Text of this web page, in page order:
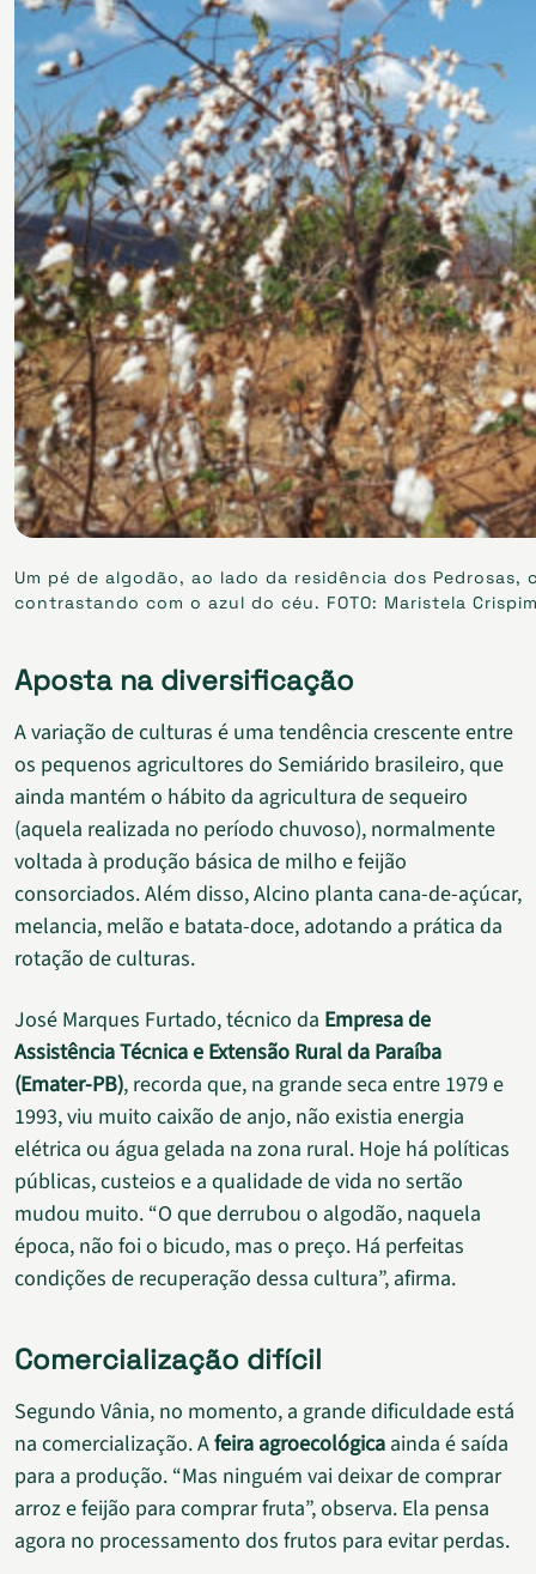
Um pé de algodão, ao lado da residência dos
contrastando com o azul do céu. FOTO: Maristela
Aposta na diversificação
A variação de culturas é uma tendência crescente entre
os pequenos agricultores do Semiárido brasileiro, que
ainda mantém o hábito da agricultura de sequeiro
(aquela realizada no período chuvoso), normalmente
voltada à produção básica de milho e feijão
consorciados. Além disso, Alcino planta cana-de-açúcar,
melancia, melão e batata-doce, adotando a prática da
rotação de culturas.
José Marques Furtado, técnico da Empresa de
Assistência Técnica e Extensão Rural da Paraíba
(Emater-PB), recorda que, na grande seca entre 1979 e
1993, viu muito caixão de anjo, não existia energia
elétrica ou água gelada na zona rural. Hoje há políticas
públicas, custeios e a qualidade de vida no sertão
mudou muito. “O que derrubou o algodão, naquela
época, não foi o bicudo, mas o preço. Há perfeitas
condições de recuperação dessa cultura”, afirma.
Comercialização difícil
Segundo Vânia, no momento, a grande dificuldade está
na comercialização. Afeira agroecológica ainda é saída
para a produção. “Mas ninguém vai deixar de comprar
arroz e feijão para comprar fruta”, observa. Ela pensa
agora no processamento dos frutos para evitar perdas.